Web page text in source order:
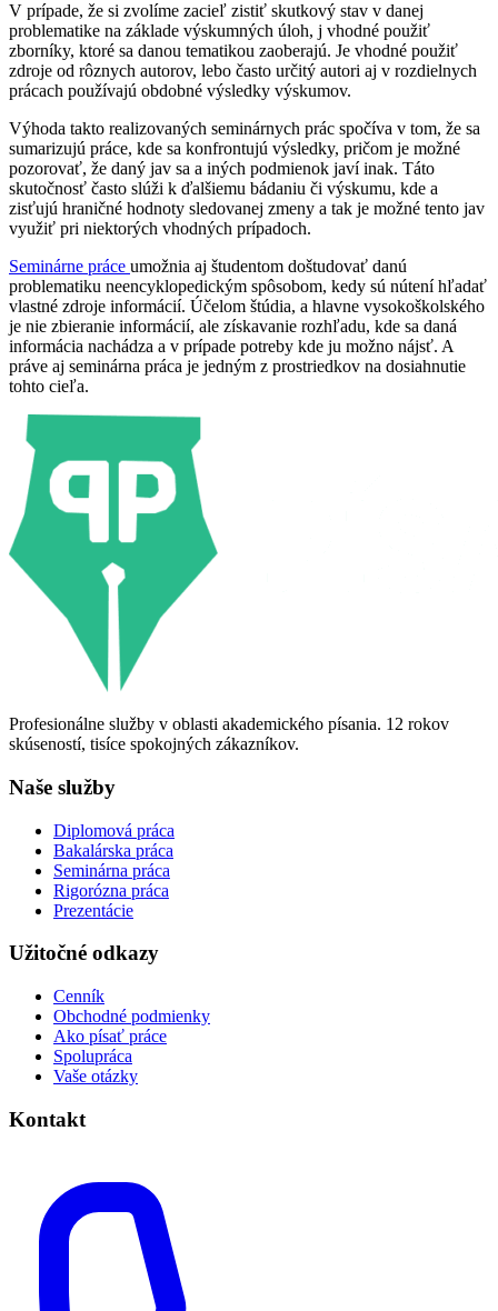
V prípade, že si zvolíme zacieľ zistiť skutkový stav v danej
problematike na základe výskumných úloh, j vhodné použiť
zborníky, ktoré sa danou tematikou zaoberajú. Je vhodné použiť
zdroje od rôznych autorov, lebo často určitý autori aj v rozdielnych
prácach používajú obdobné výsledky výskumov.
Výhoda takto realizovaných seminárnych prác spočíva v tom, že sa
sumarizujú práce, kde sa konfrontujú výsledky, pričom je možné
pozorovať, že daný jav sa a iných podmienok javí inak. Táto
skutočnosť často slúži k ďalšiemu bádaniu či výskumu, kde a
zisťujú hraničné hodnoty sledovanej zmeny a tak je možné tento jav
využiť pri niektorých vhodných prípadoch.
Seminárne práce umožnia aj študentom doštudovať danú
problematiku neencyklopedickým spôsobom, kedy sú nútení hľadať
vlastné zdroje informácií. Účelom štúdia, a hlavne vysokoškolského
je nie zbieranie informácií, ale získavanie rozhľadu, kde sa daná
informácia nachádza a v prípade potreby kde ju možno nájsť. A
práve aj seminárna práca je jedným z prostriedkov na dosiahnutie
tohto cieľa.
Profesionálne služby v oblasti akademického písania. 12 rokov
skúseností, tisíce spokojných zákazníkov.
Naše služby
Diplomová práca
Bakalárska práca
Seminárna práca
Rigorózna práca
Prezentácie
Užitočné odkazy
Cenník
Obchodné podmienky
Ako písať práce
Spolupráca
Vaše otázky
Kontakt